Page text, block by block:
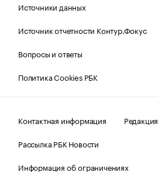
Источники данных
Источник отчетности Контур.Фокус
Вопросы и ответы
Политика Cookies РБК
Контактная информация
Редакция
Рассылка РБК Новости
Информация об ограничениях